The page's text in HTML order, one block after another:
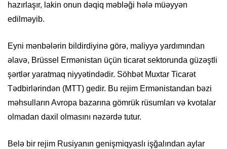
hazırlaşır, lakin onun dəqiq məbləği hələ müəyyən
edilməyib.
Eyni mənbələrin bildirdiyinə görə, maliyyə yardımından
əlavə, Brüssel Ermənistan üçün ticarət sektorunda güzəştli
şərtlər yaratmaq niyyətindədir. Söhbət Muxtar Ticarət
Tədbirlərindən (MTT) gedir. Bu rejim Ermənistandan bəzi
məhsulların Avropa bazarına gömrük rüsumları və kvotalar
olmadan daxil olmasını nəzərdə tutur.
Belə bir rejim Rusiyanın genişmiqyaslı işğalından aylar